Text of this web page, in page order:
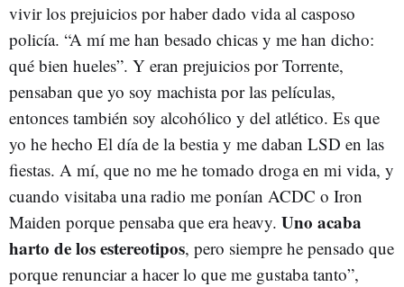
vivir los prejuicios por haber dado vida al casposo
policía. “A mí me han besado chicas y me han dicho:
qué bien hueles”. Y eran prejuicios por Torrente,
pensaban que yo soy machista por las películas,
entonces también soy alcohólico y del atlético. Es que
yo he hecho El día de la bestia y me daban LSD en las
fiestas. A mí, que no me he tomado droga en mi vida, y
cuando visitaba una radio me ponían ACDC o Iron
Maiden porque pensaba que era heavy. Uno acaba
harto de los estereotipos, pero siempre he pensado que
porque renunciar a hacer lo que me gustaba tanto”,